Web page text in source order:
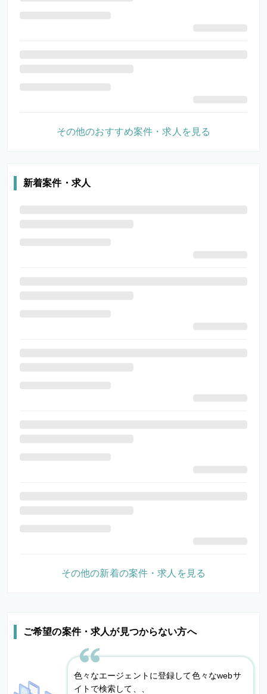
ご希望の案件・求人が見つからない方へ
色々なエージェントに登録して色々なwebサ
イトで検索して、、
その他のおすすめ案件・求人を見る
新着案件・求人
その他の新着の案件・求人を見る